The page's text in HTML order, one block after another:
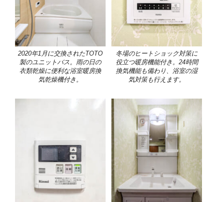
2020年1月に交換されたTOTO
製のユニットバス。雨の日の
衣類乾燥に便利な浴室暖房換
気乾燥機付き。
冬場のヒートショック対策に
役立つ暖房機能付き。24時間
換気機能も備わり、浴室の湿
気対策も行えます。